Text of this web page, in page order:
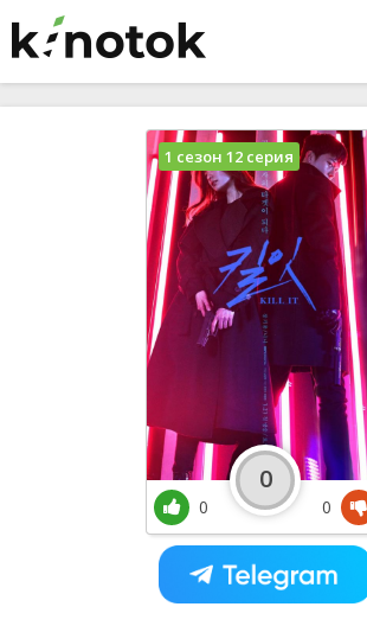
1 сезон 12 серия
0
0
0